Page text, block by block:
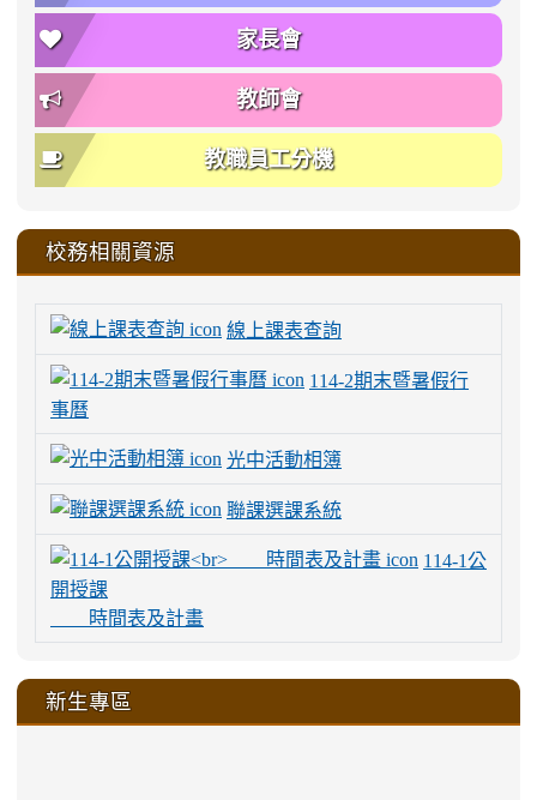
家長會
教師會
教職員工分機
校務相關資源
線上課表查詢
114-2期末暨暑假行
事曆
光中活動相簿
聯課選課系統
114-1公
開授課
時間表及計畫
新生專區